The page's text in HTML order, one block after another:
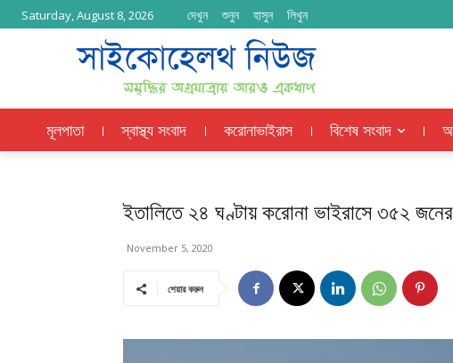
Saturday, August 8, 2026 দেখুন শুনুন হাসুন লিখুন
মূলপাতা স্বাস্থ্য সংবাদ করোনাভাইরাস বিশেষ সংবাদ
ইতালিতে ২৪ ঘণ্টায় করোনা ভাইরাসে ৩৫২
November 5, 2020
শেয়ার করুন